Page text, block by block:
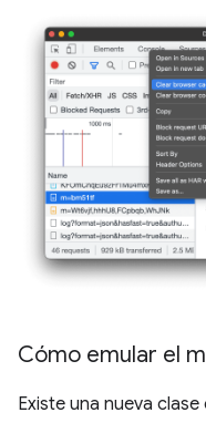
Cómo emular el
Existe una nueva